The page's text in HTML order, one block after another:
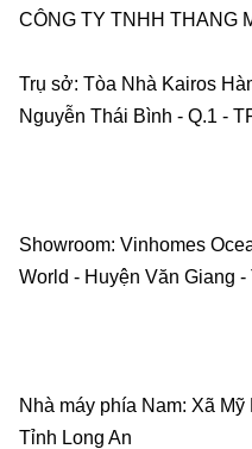
CÔNG TY TNHH THANG
Trụ sở: Tòa Nhà Kairos
Nguyễn Thái Bình - Q.1 -
Showroom: Vinhomes
World - Huyện Văn Giang
Nhà máy phía Nam: Xã
Tỉnh Long An